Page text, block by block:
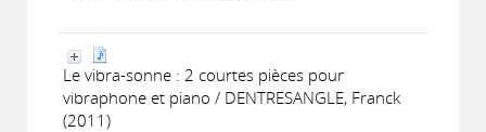
Le vibra-sonne : 2 courtes pièces pour
vibraphone et piano / DENTRESANGLE, Franck
(2011)